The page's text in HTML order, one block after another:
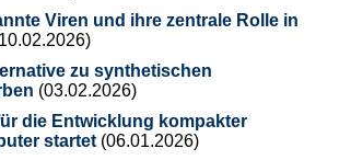
Viren und ihre zentrale Rolle in
zu synthetischen
(03.02.2026)
die Entwicklung kompakter
startet (06.01.2026)